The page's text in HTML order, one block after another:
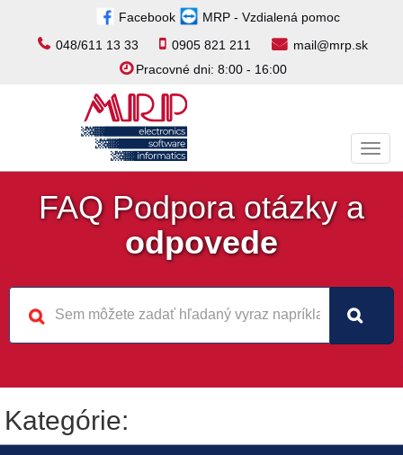
Facebook
MRP - Vzdialená pomoc
048/611 13 33
0905 821 211
mail@mrp.sk
Pracovné dni: 8:00 - 16:00
FAQ Podpora otázky a
odpovede
Kategórie: